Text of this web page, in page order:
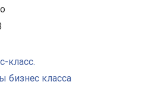
класса